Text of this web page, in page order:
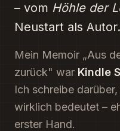
– vom Höhle der
Neustart als Autor.
Mein Memoir „Aus
zurück" war Kindle
Ich schreibe
wirklich bedeutet –
erster Hand.